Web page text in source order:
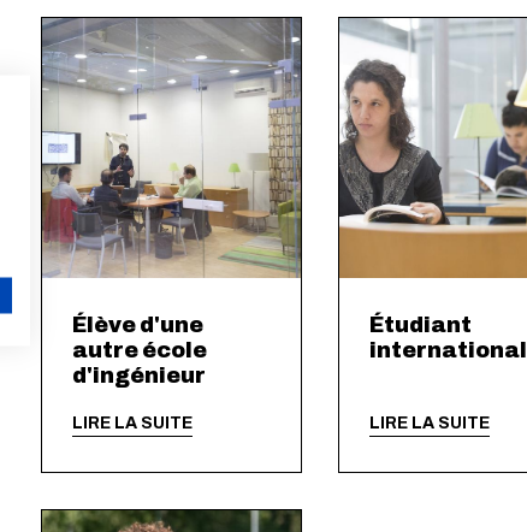
Élève d'une
autre école
d'ingénieur
LIRE LA SUITE
Étudiant
international
LIRE LA SUITE